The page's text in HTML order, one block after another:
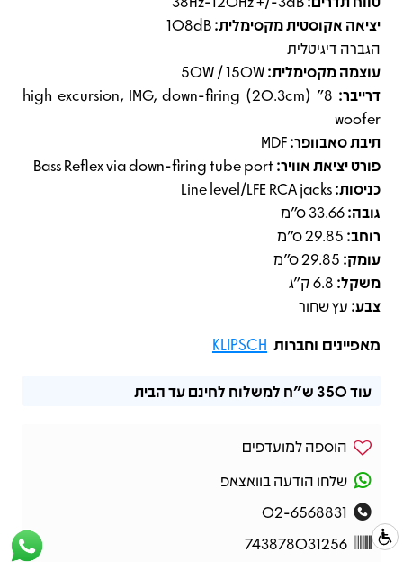
יציאה אקוסטית מקסימלית:
הגברה דיגיטלית
עוצמה מקסימלית:
דרייבר:
8” (20.3cm) high excursion, IMG, down-firing
woofer
תיבת סאבוופר:
פורט יציאת אוויר:
כניסות:
גובה:
רוחב: 29.85 ס"מ
עומק:
משקל:
צבע: עץ שחור
מאפיינים וחברות KLIPSCH
עוד350 ש"ח למשלוח לחינם עד הבית
הוספה למועדפים
שלחו הודעה בוואצאפ
02-6568831
743878031256